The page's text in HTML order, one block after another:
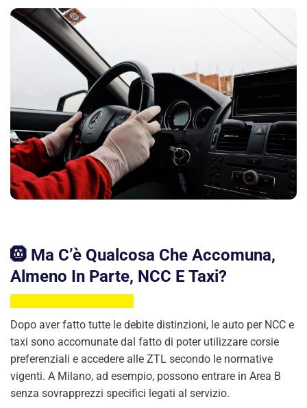
🛞 Ma C’è Qualcosa Che Accomuna,
Almeno In Parte, NCC E Taxi?
Dopo aver fatto tutte le debite distinzioni, le auto per NCC e
taxi sono accomunate dal fatto di poter utilizzare corsie
preferenziali e accedere alle ZTL secondo le normative
vigenti. A Milano, ad esempio, possono entrare in Area B
senza sovrapprezzi specifici legati al servizio.